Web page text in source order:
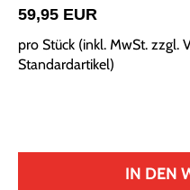
59,95 EUR
pro Stück (inkl. MwSt. zzgl.
Standardartikel)
IN DEN